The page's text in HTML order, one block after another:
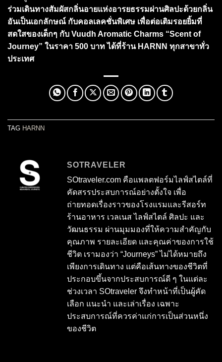
ร่วมเดินทางสัมผัสกลิ่นอายแห่งอารยธรรมผ่านศิลปะด้วยกลิ่น
อันเป็นเอกลักษณ์ กับคอลเลคชั่นพิเศษ เพื่อต่อเติมรอยยิ้มที่
สดใสของเด็กๆ กับ Vuudh Aromatic Charms “Scent of
Journey” ในราคา 500 บาท ได้ที่ร้าน HARNN ทุกสาขาทั่ว
ประเทศ
TAG HARNN
SOTRAVELER
SOtraveler.com คือแพลตฟอร์มไลฟ์สไตล์ที่
คัดสรรประสบการณ์อย่างตั้งใจ เพื่อ
ถ่ายทอดเรื่องราวของโรงแรมและรีสอร์ท
ร้านอาหาร เวลเนส ไลฟ์สไตล์ ศิลปะ และ
วัฒนธรรม ผ่านมุมมองที่ให้ความสำคัญกับ
คุณภาพ รายละเอียด และคุณค่าของการใช้
ชีวิต เรามองว่า “Journeys” ไม่ได้หมายถึง
เพียงการเดินทาง แต่คือเส้นทางของชีวิตที่
ประกอบขึ้นจากประสบการณ์ดี ๆ ในแต่ละ
ช่วงเวลา SOtraveler จึงทำหน้าที่เป็นผู้คัด
เลือก แนะนำ และเล่าเรื่อง เฉพาะ
ประสบการณ์ที่ควรค่าแก่การเป็นส่วนหนึ่ง
ของชีวิต